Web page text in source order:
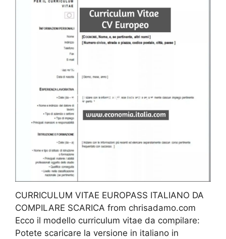
CURRICULUM VITAE EUROPASS ITALIANO DA
COMPILARE SCARICA from chrisadamo.com
Ecco il modello curriculum vitae da compilare:
Potete scaricare la versione in italiano in